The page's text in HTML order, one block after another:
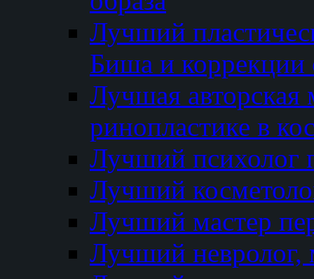
Лучший
Биша и коррекции
Лучшая авторская
ринопластике в
Лучший психолог
Лучший
Лучший мастер
Лучший невролог,